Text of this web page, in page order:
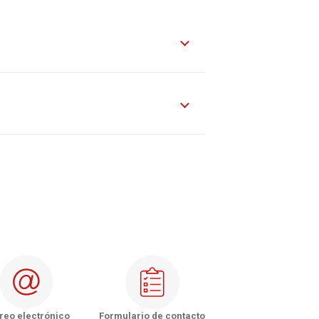
- Rancagua
- Talca
electrónico
Formulario de contacto